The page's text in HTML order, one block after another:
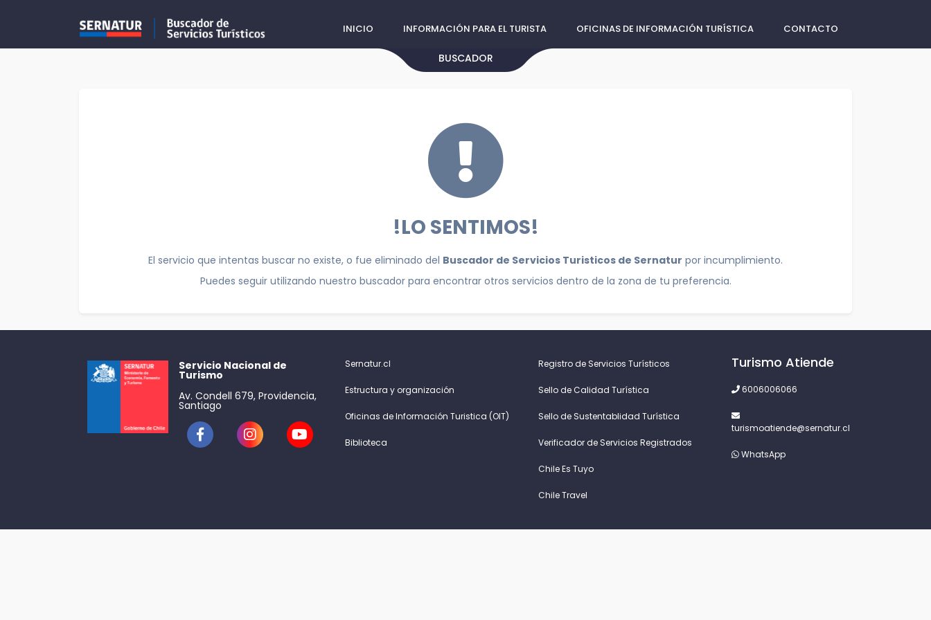
INICIO INFORMACIÓN PARA EL TURISTA OFICINAS DE INFORMACIÓN TURÍSTICA CONTACTO
BUSCADOR
!LO SENTIMOS!
El servicio que intentas buscar no existe, o fue eliminado del Buscador de Servicios Turisticos de Sernatur por incumplimiento.
Puedes seguir utilizando nuestro buscador para encontrar otros servicios dentro de la zona de tu preferencia.
Servicio Nacional de
Turismo
Av. Condell 679, Providencia,
Santiago
Sernatur.cl
Estructura y organización
Oficinas de Información Turistica (OIT)
Biblioteca
Registro de Servicios Turísticos
Sello de Calidad Turística
Sello de Sustentablidad Turística
Verificador de Servicios Registrados
Chile Es Tuyo
Chile Travel
Turismo Atiende
6006006066
turismoatiende@sernatur.cl
WhatsApp